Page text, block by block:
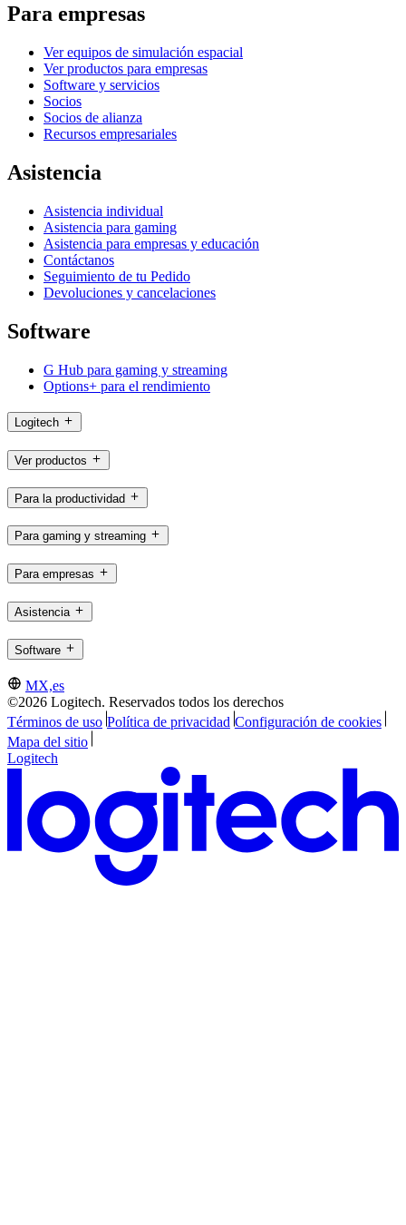
Para empresas
Ver equipos de simulación espacial
Ver productos para empresas
Software y servicios
Socios
Socios de alianza
Recursos empresariales
Asistencia
Asistencia individual
Asistencia para gaming
Asistencia para empresas y educación
Contáctanos
Seguimiento de tu Pedido
Devoluciones y cancelaciones
Software
G Hub para gaming y streaming
Options+ para el rendimiento
Logitech
Ver productos
Para la productividad
Para gaming y streaming
Para empresas
Asistencia
Software
MX,es
©2026 Logitech. Reservados todos los derechos
Términos de uso Política de privacidad Configuración de cookies
Mapa del sitio
Logitech